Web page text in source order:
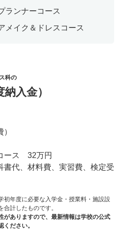
ランナーコース
メイク＆ドレスコース
科の
入金）
ース 32万円
書代、材料費、実習費、検定受
年度に必要な入学金・授業料・施設設
計したものです。
がありますので、最新情報は学校の公式
ださい。